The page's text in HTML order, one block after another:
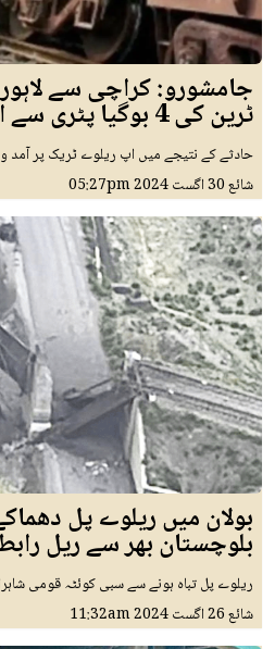
جامشورو: کراچی سے لاہور
ٹرین کی 4 بوگیا پٹری سے اتر گئیں
حادثے کے نتیجے میں اپ ریلوے ٹریک پر
شائع30 اگست 2024 05:27pm
بولان میں ریلوے پل
بلوچستان بھر سے ریل
ریلوے پل تباہ ہونے سے سبی کوئٹہ قومی
شائع26 اگست 2024 11:32am